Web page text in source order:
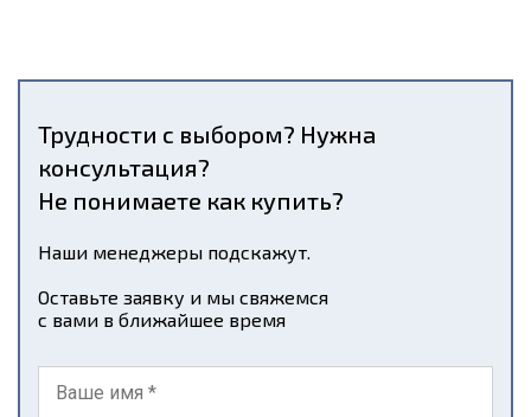
Трудности с выбором? Нужна
консультация?
Не понимаете как купить?
Наши менеджеры подскажут.
Оставьте заявку и мы свяжемся
с вами в ближайшее время